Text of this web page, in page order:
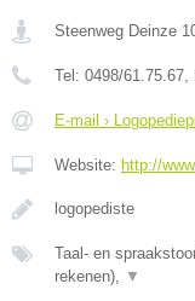
Steenweg Deinze
Tel: 0498/61.75.67,
E-mail ›
Website: http://
logopediste
Taal- en
rekenen), ▼